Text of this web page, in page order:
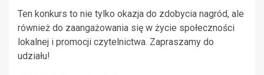
Ten konkurs to nie tylko okazja do zdobycia nagród, ale
również do zaangażowania się w życie społeczności
lokalnej i promocji czytelnictwa. Zapraszamy do
udziału!